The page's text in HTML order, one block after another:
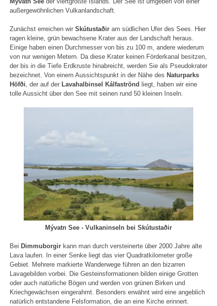
außergewöhnlichen Vulkanlandschaft.
Zunächst erreichen wir Skútustaðir am südlichen Ufer des Sees. Hier
ragen kleine, grün bewachsene Krater aus der Landschaft heraus.
Einige haben einen Durchmesser von bis zu 100 m, andere wiederum
von nur wenigen Metern. Da diese Krater keinen Förderkanal besitzen,
der bis in die Tiefe Erdkruste hinabreicht, werden Sie als Pseudokrater
bezeichnet. Von einem Aussichtspunkt in der Nähe des Naturparks
Höfði, der auf der Lavahalbinsel Kálfaströnd liegt, haben wir eine
tolle Aussicht über den See mit seinen rund 50 kleinen Inseln.
Mývatn See - Vulkaninseln bei Skútustaðir
Bei Dimmuborgir kann man durch versteinerte über 2000 Jahre alte
Lava laufen. In einer Senke liegt das vier Quadratkilometer große
Gebiet. Mehrere markierte Wanderwege führen an den bizarren
Lavagebilden vorbei. Die Gesteinsformationen bilden einige Grotten
oder auch natürliche Bögen und werden von grünen Birken und
Kriechgewächsen eingerahmt. Besonders erwähnt wird eine angeblich
natürlich entstandene Felsformation, die an eine Kirche erinnert.